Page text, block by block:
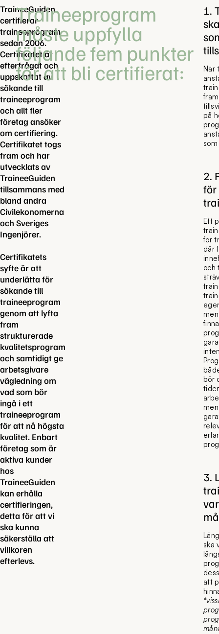
TraineeGuiden
certifierar
traineeprogram
sedan 2006.
Certifikatet är
efterfrågat och
uppskattat av
sökande till
traineeprogram
och allt fler
företag ansöker
om certifiering.
Certifikatet togs
fram och har
utvecklats av
TraineeGuiden
tillsammans med
bland andra
Civilekonomerna
och Sveriges
Ingenjörer.
Certifikatets
syfte är att
underlätta för
sökande till
traineeprogram
genom att lyfta
fram
strukturerade
kvalitetsprogram
och samtidigt ge
arbetsgivare
vägledning om
vad som bör
ingå i ett
traineeprogram
för att nå högsta
kvalitet. Enbart
företag som är
aktiva kunder
hos
TraineeGuiden
kan erhålla
certifieringen,
detta för att vi
ska kunna
säkerställa att
villkoren
efterlevs.
Traineeprogram
måste uppfylla
följande fem punkter
för att bli certifierat:
1.
När
på
2.
för
Ett
för
där
och
bör
3.
ska
att